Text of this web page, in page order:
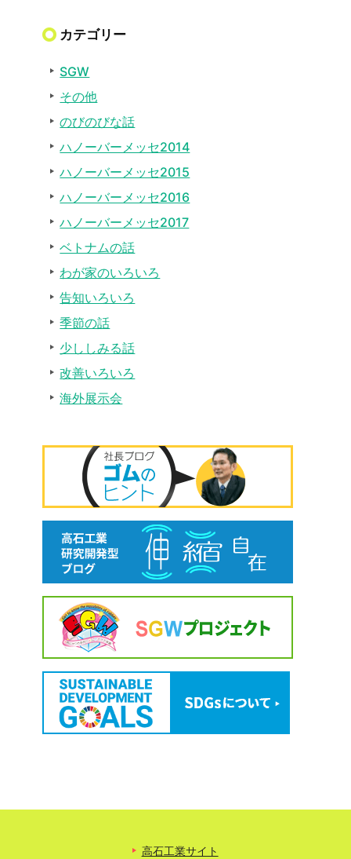
カテゴリー
SGW
その他
のびのびな話
ハノーバーメッセ2014
ハノーバーメッセ2015
ハノーバーメッセ2016
ハノーバーメッセ2017
ベトナムの話
わが家のいろいろ
告知いろいろ
季節の話
少ししみる話
改善いろいろ
海外展示会
高石工業サイト